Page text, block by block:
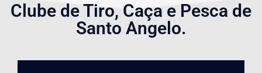
Clube de Tiro, Caça e Pesca de
Santo Angelo.